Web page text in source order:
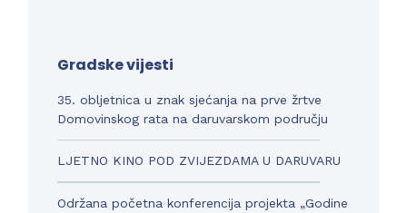
Gradske vijesti
35. obljetnica u znak sjećanja na prve žrtve
Domovinskog rata na daruvarskom području
LJETNO KINO POD ZVIJEZDAMA U DARUVARU
Održana početna konferencija projekta „Godine